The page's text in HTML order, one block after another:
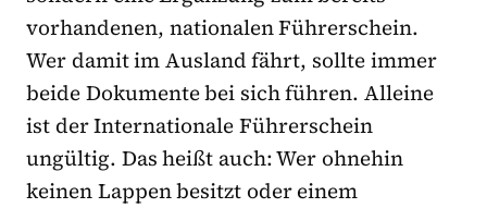
vorhandenen, nationalen Führerschein.
Wer damit im Ausland fährt, sollte immer
beide Dokumente bei sich führen. Alleine
ist der Internationale Führerschein
ungültig. Das heißt auch: Wer ohnehin
keinen Lappen besitzt oder einem